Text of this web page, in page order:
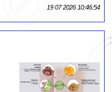
19 07 2026 10:46:54